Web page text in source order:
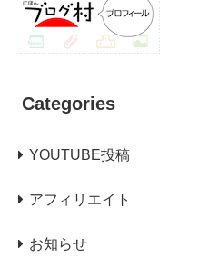
Categories
YOUTUBE投稿
アフィリエイト
お知らせ